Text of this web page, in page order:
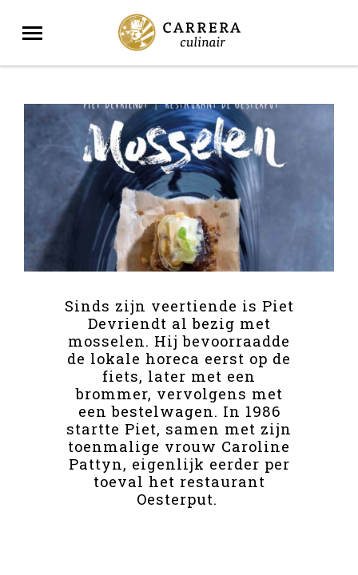
Sinds zijn veertiende is Piet
Devriendt al bezig met
mosselen. Hij bevoorraadde
de lokale horeca eerst op de
fiets, later met een
brommer, vervolgens met
een bestelwagen. In 1986
startte Piet, samen met zijn
toenmalige vrouw Caroline
Pattyn, eigenlijk eerder per
toeval het restaurant
Oesterput.